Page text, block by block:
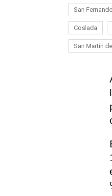
San
Coslada
San Martín